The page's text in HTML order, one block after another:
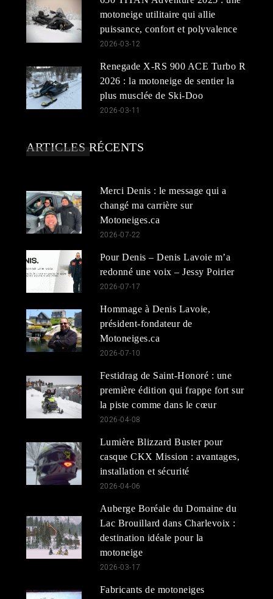
motoneige utilitaire qui allie
puissance, confort et polyvalence
2026-03-12
Renegade X-RS 900 ACE Turbo R
2026 : la motoneige de sentier la
plus musclée de Ski-Doo
2026-03-11
ARTICLES RÉCENTS
Merci Denis : le message qui a
changé ma carrière sur
Motoneiges.ca
2026-07-22
Pour Denis – Denis Lavoie m’a
redonné une voix – Jessy Poirier
2026-07-17
Hommage à Denis Lavoie,
président-fondateur de
Motoneiges.ca
2026-07-10
Festidrag de Saint-Honoré : une
première édition qui frappe fort sur
la piste comme dans le cœur
2026-04-08
Lumière Blizzard Buster pour
casque CKX Mission : avantages,
installation et sécurité
2026-04-06
Auberge Boréale du Domaine du
Lac Brouillard dans Charlevoix :
destination idéale pour la
motoneige
2026-03-17
Fabricants de motoneiges